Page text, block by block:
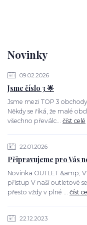
Novinky
09.02.2026
Jsme číslo 3 🌟
Jsme mezi TOP 3
Někdy se říká, že malé
všechno převálc... číst celé
22.01.2026
Připravujeme pro Vás
Novinka OUTLET &amp;
přístup V naší outletové
přesto vždy v plné ... číst
22.12.2023